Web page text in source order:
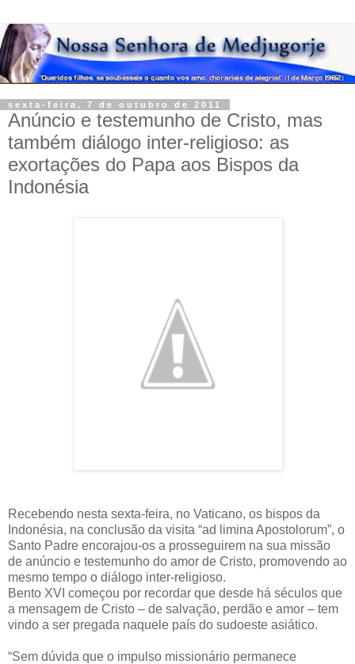
sexta-feira, 7 de outubro de 2011
Anúncio e testemunho de Cristo, mas
também diálogo inter-religioso: as
exortações do Papa aos Bispos da
Indonésia
Recebendo nesta sexta-feira, no Vaticano, os bispos da
Indonésia, na conclusão da visita “ad limina Apostolorum”, o
Santo Padre encorajou-os a prosseguirem na sua missão
de anúncio e testemunho do amor de Cristo, promovendo ao
mesmo tempo o diálogo inter-religioso.
Bento XVI começou por recordar que desde há séculos que
a mensagem de Cristo – de salvação, perdão e amor – tem
vindo a ser pregada naquele país do sudoeste asiático.
“Sem dúvida que o impulso missionário permanece